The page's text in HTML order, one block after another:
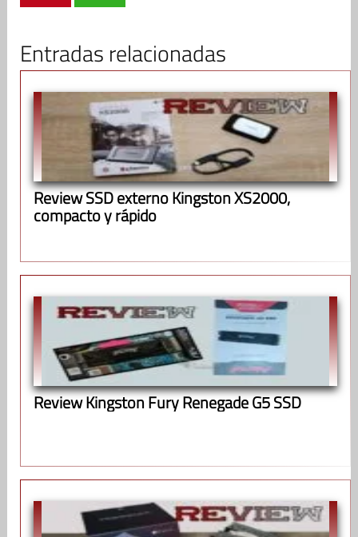
Entradas relacionadas
Review SSD externo Kingston XS2000,
compacto y rápido
Review Kingston Fury Renegade G5 SSD